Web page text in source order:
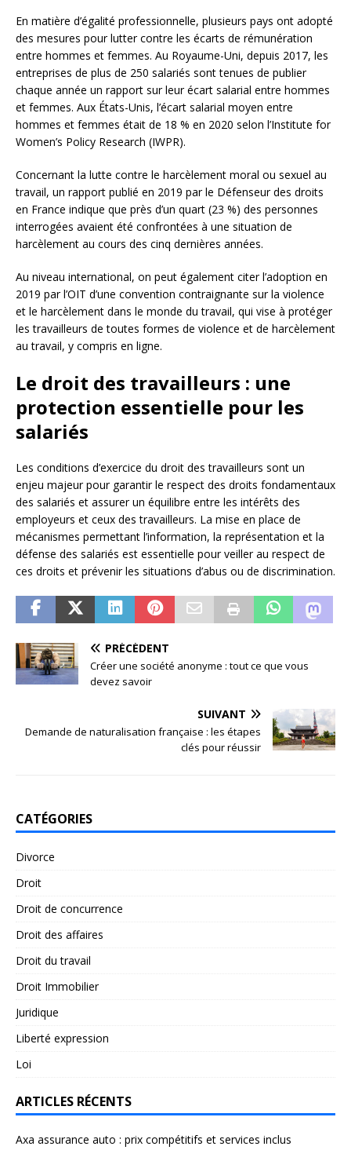
En matière d’égalité professionnelle, plusieurs pays ont adopté
des mesures pour lutter contre les écarts de rémunération
entre hommes et femmes. Au Royaume-Uni, depuis 2017, les
entreprises de plus de 250 salariés sont tenues de publier
chaque année un rapport sur leur écart salarial entre hommes
et femmes. Aux États-Unis, l’écart salarial moyen entre
hommes et femmes était de 18 % en 2020 selon l’Institute for
Women’s Policy Research (IWPR).
Concernant la lutte contre le harcèlement moral ou sexuel au
travail, un rapport publié en 2019 par le Défenseur des droits
en France indique que près d’un quart (23 %) des personnes
interrogées avaient été confrontées à une situation de
harcèlement au cours des cinq dernières années.
Au niveau international, on peut également citer l’adoption en
2019 par l’OIT d’une convention contraignante sur la violence
et le harcèlement dans le monde du travail, qui vise à protéger
les travailleurs de toutes formes de violence et de harcèlement
au travail, y compris en ligne.
Le droit des travailleurs : une
protection essentielle pour les
salariés
Les conditions d’exercice du droit des travailleurs sont un
enjeu majeur pour garantir le respect des droits fondamentaux
des salariés et assurer un équilibre entre les intérêts des
employeurs et ceux des travailleurs. La mise en place de
mécanismes permettant l’information, la représentation et la
défense des salariés est essentielle pour veiller au respect de
ces droits et prévenir les situations d’abus ou de discrimination.
PRÉCÉDENT
Créer une société anonyme : tout ce que vous
devez savoir
SUIVANT
Demande de naturalisation française : les étapes
clés pour réussir
CATÉGORIES
Divorce
Droit
Droit de concurrence
Droit des affaires
Droit du travail
Droit Immobilier
Juridique
Liberté expression
Loi
ARTICLES RÉCENTS
Axa assurance auto : prix compétitifs et services inclus